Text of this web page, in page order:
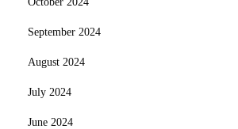
September 2024
August 2024
July 2024
June 2024